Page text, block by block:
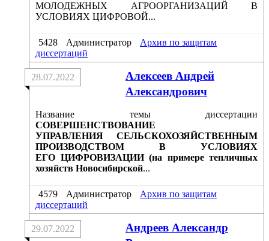
МОЛОДЕЖНЫХ АГРООРГАНИЗАЦИЙ В
УСЛОВИЯХ ЦИФРОВОЙ...
5428 Администратор
Архив по защитам
диссертаций
Алексеев Андрей
Александрович
28.07.2022
Название темы диссертации
СОВЕРШЕНСТВОВАНИЕ
УПРАВЛЕНИЯ СЕЛЬСКОХОЗЯЙСТВЕННЫМ
ПРОИЗВОДСТВОМ В УСЛОВИЯХ
ЕГО ЦИФРОВИЗАЦИИ (на примере тепличных
хозяйств Новосибирской...
4579 Администратор
Архив по защитам
диссертаций
Андреев Александр
29.07.2022